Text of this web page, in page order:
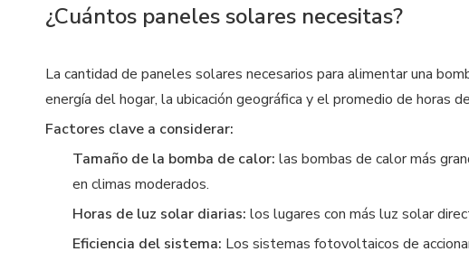
¿Cuántos paneles solares necesitas?
La cantidad de paneles solares necesarios para alimentar una
energía del hogar, la ubicación geográfica y el promedio de horas
Factores clave a considerar:
Tamaño de la bomba de calor: las bombas de calor más
en climas moderados.
Horas de luz solar diarias: los lugares con más luz solar
Eficiencia del sistema: Los sistemas fotovoltaicos de